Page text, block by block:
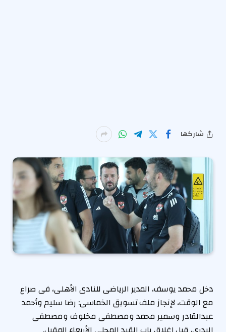
شاركها
دخل محمد يوسف، المدير الرياضى للنادى الأهلى، فى صراع
مع الوقت، لإنجاز ملف تسويق الخماسى: رضا سليم وأحمد
عبدالقادر وسمير محمد ومصطفى مخلوف ومصطفى